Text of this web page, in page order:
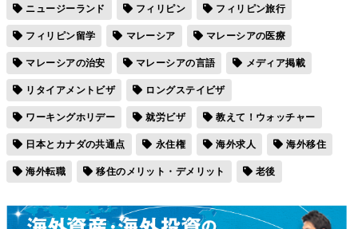
ニュージーランド
フィリピン
フィリピン旅行
フィリピン留学
マレーシア
マレーシアの医療
マレーシアの治安
マレーシアの言語
メディア掲載
リタイアメントビザ
ロングステイビザ
ワーキングホリデー
就労ビザ
教えて！ウォッチャー
日本とカナダの共通点
永住権 海外求人
海外移住
海外転職
移住のメリット・デメリット 老後